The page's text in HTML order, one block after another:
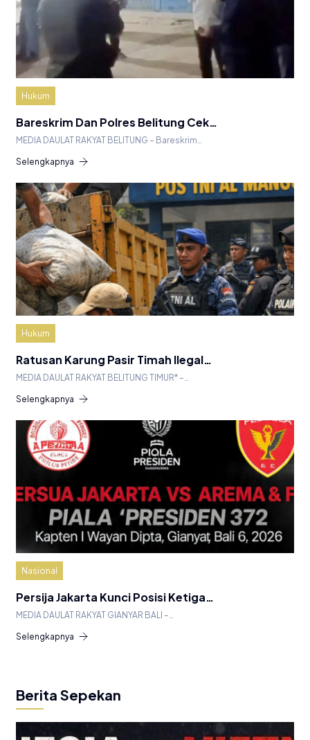
Hukum
Bareskrim Dan Polres Belitung Cek…
MEDIA DAULAT RAKYAT BELITUNG – Bareskrim…
Selengkapnya
Hukum
Ratusan Karung Pasir Timah Ilegal…
MEDIA DAULAT RAKYAT BELITUNG TIMUR* –…
Selengkapnya
Nasional
Persija Jakarta Kunci Posisi Ketiga…
MEDIA DAULAT RAKYAT GIANYAR BALI –…
Selengkapnya
Berita Sepekan